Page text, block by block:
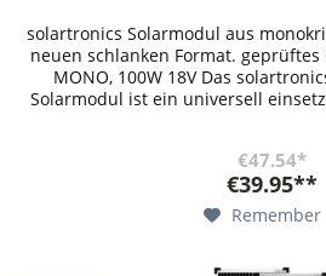
solartronics Solarmodul aus
neuen schlanken Format.
MONO, 100W 18V Das
Solarmodul ist ein universell
€47.54*
€39.95**
Remember